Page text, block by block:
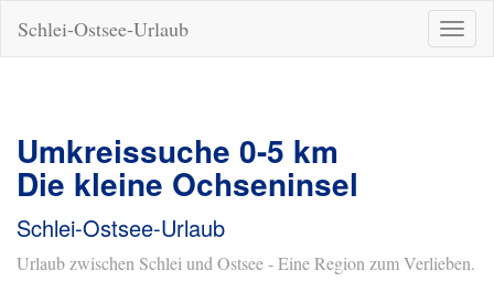
ein-/
Schlei-Ostsee-Urlaub
Umkreissuche 0-5 km
Die kleine Ochseninsel
Schlei-Ostsee-Urlaub
Urlaub zwischen Schlei und Ostsee - Eine Region zum Verlieben.